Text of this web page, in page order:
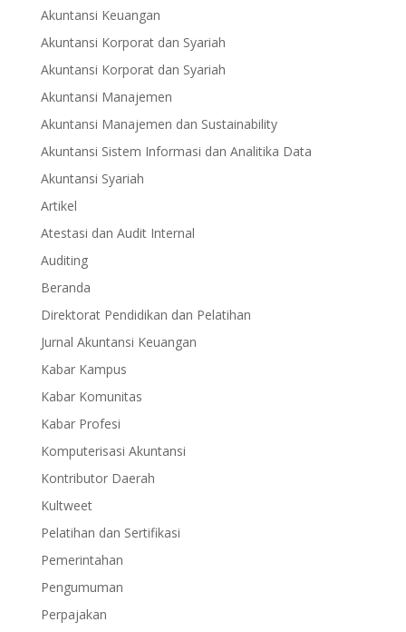
Akuntansi Keuangan
Akuntansi Korporat dan Syariah
Akuntansi Korporat dan Syariah
Akuntansi Manajemen
Akuntansi Manajemen dan Sustainability
Akuntansi Sistem Informasi dan Analitika Data
Akuntansi Syariah
Artikel
Atestasi dan Audit Internal
Auditing
Beranda
Direktorat Pendidikan dan Pelatihan
Jurnal Akuntansi Keuangan
Kabar Kampus
Kabar Komunitas
Kabar Profesi
Komputerisasi Akuntansi
Kontributor Daerah
Kultweet
Pelatihan dan Sertifikasi
Pemerintahan
Pengumuman
Perpajakan